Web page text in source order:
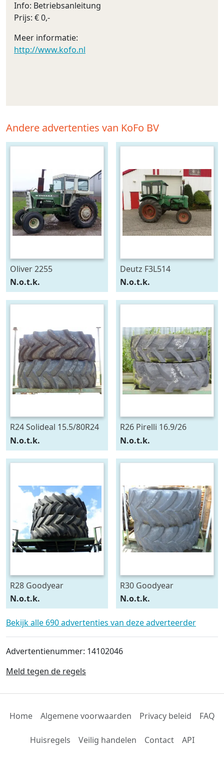
Info: Betriebsanleitung
Prijs: € 0,-
Meer informatie:
http://www.kofo.nl
Andere advertenties van KoFo BV
Oliver 2255
N.o.t.k.
Deutz F3L514
N.o.t.k.
R24 Solideal 15.5/80R24
N.o.t.k.
R26 Pirelli 16.9/26
N.o.t.k.
R28 Goodyear
540/75R28
N.o.t.k.
R30 Goodyear
600/70R30
N.o.t.k.
Bekijk alle 690 advertenties van deze adverteerder
Advertentienummer: 14102046
Meld tegen de regels
Home Algemene voorwaarden Privacy beleid FAQ
Huisregels Veilig handelen Contact API